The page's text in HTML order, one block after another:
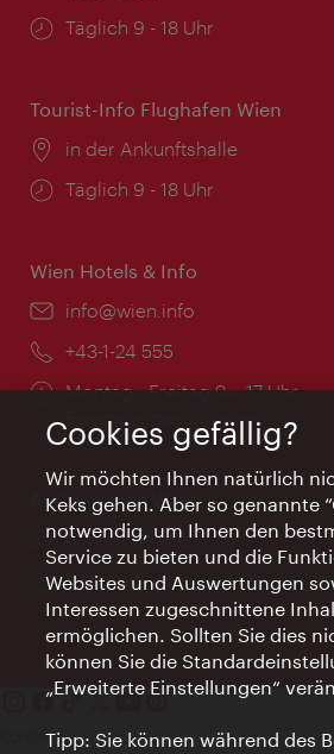
Öffnungszeiten:
Täglich 9 - 18 Uhr
Tourist-Info Flughafen Wien
Ort:
in der Ankunftshalle
Öffnungszeiten:
Täglich 9 - 18 Uhr
Wien Hotels & Info
Email:
info@wien.info
Telefon:
+43-1-24 555
Öffnungszeiten:
Montag - Freitag 9 – 17 Uhr
Feiertags geschlossen
AI Concierge Wien
Ort:
concierge.wien.info
Öffnungszeiten:
Informationen rund um die Uhr
Kontakt
Cookies gefällig?
Wir möchten Ihnen natürlich
Keks gehen. Aber so genannte
notwendig, um Ihnen den
Service zu bieten und die
Websites und Auswertungen
Interessen zugeschnittene
ermöglichen. Sollten Sie dies
können Sie die
„Erweiterte Einstellungen“
Tipp: Sie können während des